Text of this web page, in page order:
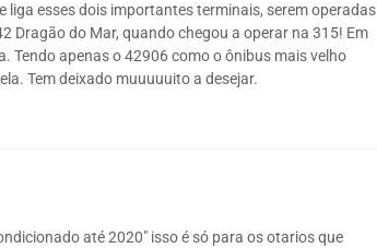
liga esses dois importantes terminais, serem operadas
Dragão do Mar, quando chegou a operar na 315! Em
Tendo apenas o 42906 como o ônibus mais velho
Tem deixado muuuuuito a desejar.
até 2020" isso é só para os otarios que